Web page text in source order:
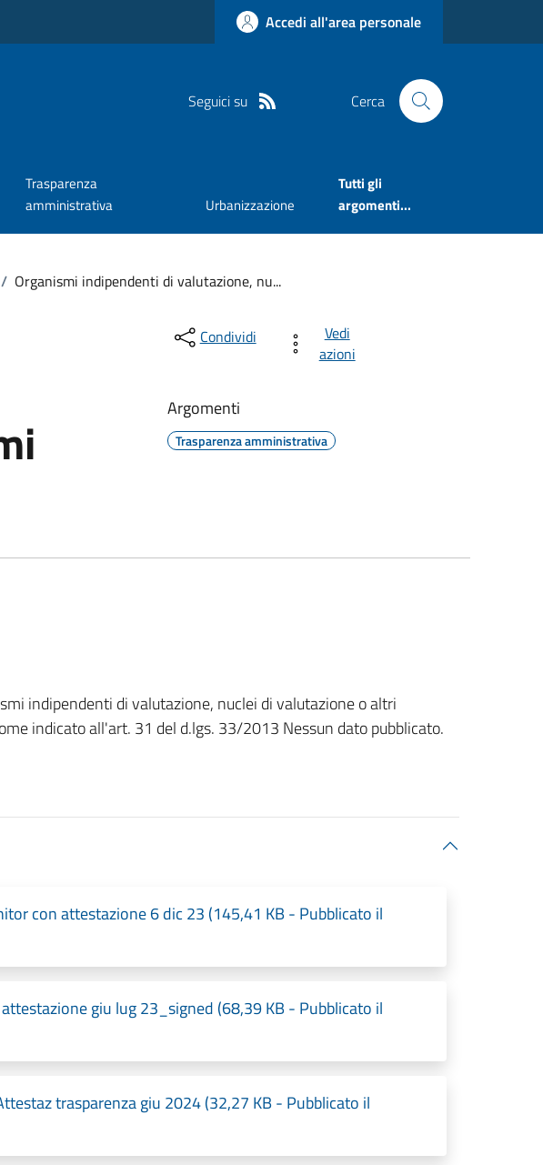
Accedi all'area personale
Seguici su Cerca
Trasparenza
amministrativa
Urbanizzazione
Tutti gli
argomenti...
/ Organismi indipendenti di valutazione, nu...
Condividi
Vedi
azioni
Argomenti
Trasparenza amministrativa
indipendenti di valutazione, nuclei di valutazione o altri
indicato all'art. 31 del d.lgs. 33/2013 Nessun dato pubblicato.
con attestazione 6 dic 23 (145,41 KB - Pubblicato il
attestazione giu lug 23_signed (68,39 KB - Pubblicato il
trasparenza giu 2024 (32,27 KB - Pubblicato il